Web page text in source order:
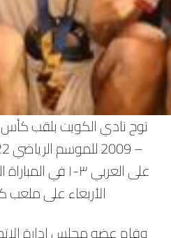
على العربي ٣-١ في
الأربعاء على
وقام عضو مجلس إدارة